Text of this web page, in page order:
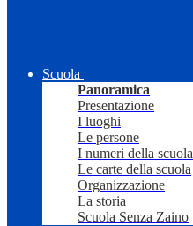
Scuola
Panoramica
Presentazione
I luoghi
Le persone
I numeri della scuola
Le carte della scuola
Organizzazione
La storia
Scuola Senza Zaino